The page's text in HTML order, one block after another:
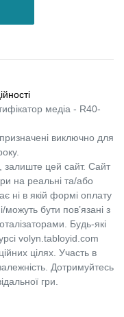
медіа - R40-
виключно для
цей сайт. Сайт
на реальні та/або
ні в якій формі оплату
можуть бути пов’язані з
Будь-які
volyn.tabloyid.com
цілях. Участь в
Дотримуйтесь
гри.